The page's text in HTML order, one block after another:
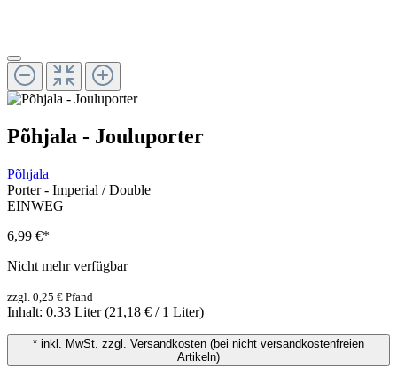
Põhjala - Jouluporter
Põhjala
Porter - Imperial / Double
EINWEG
6,99 €*
Nicht mehr verfügbar
zzgl. 0,25 € Pfand
Inhalt: 0.33 Liter(21,18 € / 1 Liter)
* inkl. MwSt. zzgl. Versandkosten (bei nicht versandkostenfreien
Artikeln)